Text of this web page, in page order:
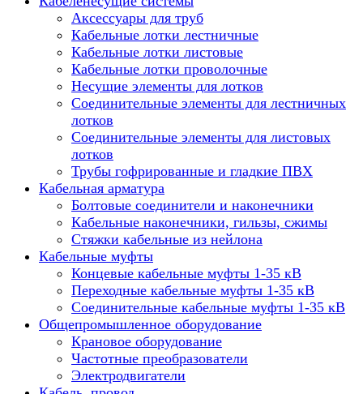
Аксессуары для труб
Кабельные лотки лестничные
Кабельные лотки листовые
Кабельные лотки проволочные
Несущие элементы для лотков
Соединительные элементы для лестничных
лотков
Соединительные элементы для листовых
лотков
Трубы гофрированные и гладкие ПВХ
Кабельная арматура
Болтовые соединители и наконечники
Кабельные наконечники, гильзы, сжимы
Стяжки кабельные из нейлона
Кабельные муфты
Концевые кабельные муфты 1-35 кВ
Переходные кабельные муфты 1-35 кВ
Соединительные кабельные муфты 1-35 кВ
Общепромышленное оборудование
Крановое оборудование
Частотные преобразователи
Электродвигатели